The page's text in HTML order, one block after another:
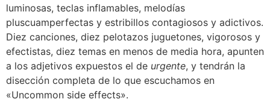
luminosas, teclas inflamables, melodías
pluscuamperfectas y estribillos contagiosos y adictivos.
Diez canciones, diez pelotazos juguetones, vigorosos y
efectistas, diez temas en menos de media hora, apunten
a los adjetivos expuestos el de urgente, y tendrán la
disección completa de lo que escuchamos en
«Uncommon side effects».